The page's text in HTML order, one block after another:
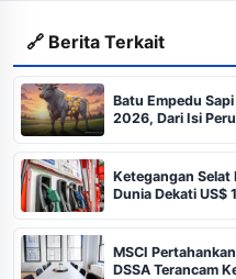
🔗 Berita Terkait
Batu Empedu
2026, Dari Isi
Ketegangan Selat
Dunia Dekati US$
MSCI
DSSA Terancam